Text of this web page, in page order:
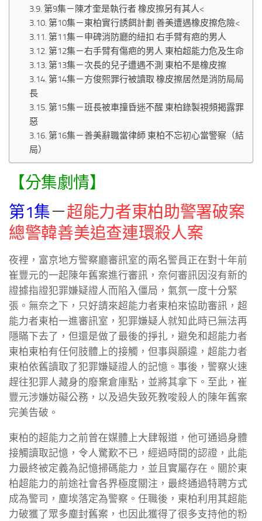
第9集－陳才奎是執行者 橡皮擦另有其人<
第10集－東柏實行誘餌計劃 善美遭遇橡皮擦危險<
第11集－申碑消防廳的紐扣 右手臂有疤的男人
第12集－右手臂有傷疤的男人 東柏超能力危及生命
第13集－次長的兒子遭遇不測 東柏不是橡皮擦
第14集－方俊熙罪行被讀取 橡皮擦居然是消防局局
長
第15集－班長被車撞昏迷不醒 東柏錄製視頻揭露罪
惡
第16集－善美辭職當律師 東柏不忘初心當警察（結
局）
【分集劇情】
第1集－超能力者東柏助警署破案
總警韓善美追查連環殺人案
夜裡，富京地方警察廳審訊室的兩名警員正在對十年前
崔豐元的一起陳年舊案進行審訊，奈何審訊因沒有新的
證據指證犯罪嫌疑證人而陷入僵局，氣氛一度十分緊
張。無奈之下，只好請來超能力者東柏來協助審訊，超
能力者東柏一進審訊室，犯罪嫌疑人就知此時已無法再
隱瞞下去了，但還是做了最後的掙扎，避免和超能力者
東柏東柏有任何肢體上的接觸，但事與願違，超能力者
東柏依舊讀取了犯罪嫌疑證人的記憶。事後，警察火速
趕往犯罪人藏身的廢棄倉庫點，並將其拿下。至此，崔
豐元涉嫌妨礙公務，以及過失致死教唆殺人的陳年舊案
完美告破。
東柏的超能力之前曾在媒體上大肆報道，他可通過身體
接觸讀取記憶，令人驚歎不已，經過時間的認證，此能
力最終被定義為記憶掃碼能力，並且實屬存在。關於東
柏超能力的前途社會各界極度關注，最終通過特聘方式
成為警司，塵埃落定為警察。任職後，東柏利用其超能
力破獲了眾多塵封舊案，也因此獲得了很多支持他的粉